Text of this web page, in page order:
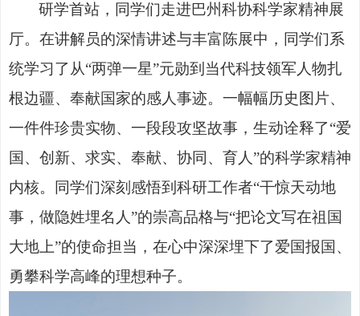
研学首站，同学们走进巴州科协科学家精神展
厅。在讲解员的深情讲述与丰富陈展中，同学们系
统学习了从“两弹一星”元勋到当代科技领军人物扎
根边疆、奉献国家的感人事迹。一幅幅历史图片、
一件件珍贵实物、一段段攻坚故事，生动诠释了“爱
国、创新、求实、奉献、协同、育人”的科学家精神
内核。同学们深刻感悟到科研工作者“干惊天动地
事，做隐姓埋名人”的崇高品格与“把论文写在祖国
大地上”的使命担当，在心中深深埋下了爱国报国、
勇攀科学高峰的理想种子。